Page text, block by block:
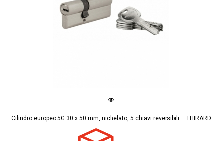
Cilindro europeo 5G 30 x 50 mm, nichelato, 5 chiavi reversibili – THIRARD